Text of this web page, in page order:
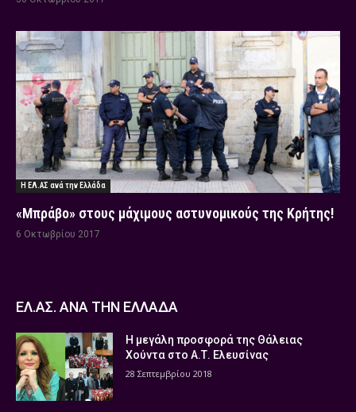
Η ΕΛ.ΑΣ ανά την Ελλάδα
«Μπράβο» στους μάχιμους αστυνομικούς της Κρήτης!
6 Οκτωβρίου 2017
ΕΛ.ΑΣ. ΑΝΑ ΤΗΝ ΕΛΛΑΔΑ
Η μεγάλη προσφορά της Θάλειας
Χούντα στο Α.Τ. Ελευσίνας
28 Σεπτεμβρίου 2018